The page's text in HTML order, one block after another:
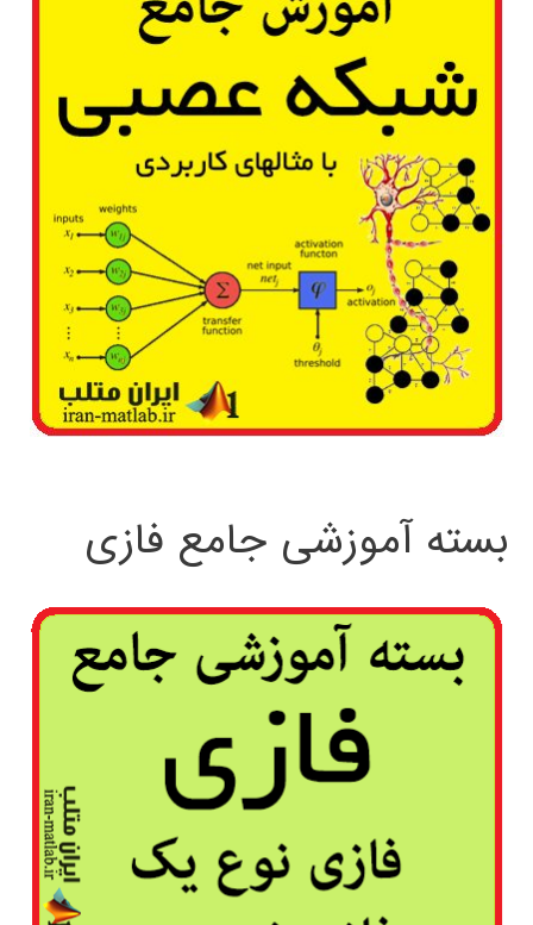
بسته آموزشی جامع فازی